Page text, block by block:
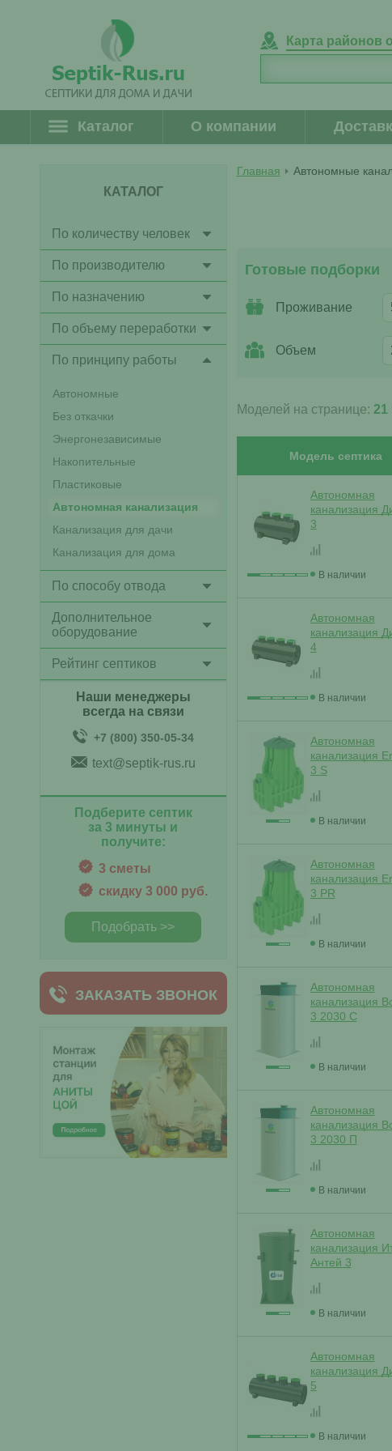
Карта районов
Каталог О компании
КАТАЛОГ
По количеству человек
По производителю
По назначению
По объему переработки
По принципу работы
Автономные
Без откачки
Энергонезависимые
Накопительные
Пластиковые
Автономная канализация
Канализация для дачи
Канализация для дома
По способу отвода
Дополнительное
оборудование
Рейтинг септиков
Наши менеджеры
всегда на связи
+7 (800) 350-05-34
text@septik-rus.ru
Подберите септик
за 3 минуты и
получите:
3 сметы
скидку 3 000 руб.
Подобрать >>
ЗАКАЗАТЬ ЗВОНОК
Главная Автономные
Готовые подборки
Проживание
Объем
Моделей на странице: 21
Модель септика
Автономная
канализация
3
В наличии
Автономная
канализация
4
В наличии
Автономная
канализация
3 S
В наличии
Автономная
канализация
3 PR
В наличии
Автономная
канализация
3 2030 С
В наличии
Автономная
канализация
3 2030 П
В наличии
Автономная
канализация
Антей 3
В наличии
Автономная
канализация
5
В наличии